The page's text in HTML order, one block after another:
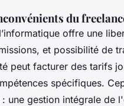
du
offre une
et possibilité de
peut facturer des tarifs
spécifiques.
une gestion intégrale de